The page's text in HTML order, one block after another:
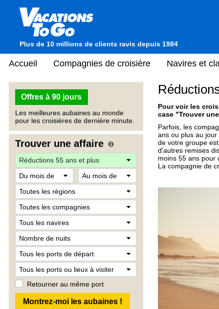
Plus de 10 millions de clients ravis depuis 1984
Accueil Compagnies de croisière Navires et
Offres à 90 jours
Les meilleures aubaines au monde
pour les croisières de dernière minute.
Trouver une affaire
Retourner au même port
Pour voir les
case "Trouver
Parfois, les
ans ou plus au
de votre groupe
d'autres remises
moins 55 ans pour
La compagnie de